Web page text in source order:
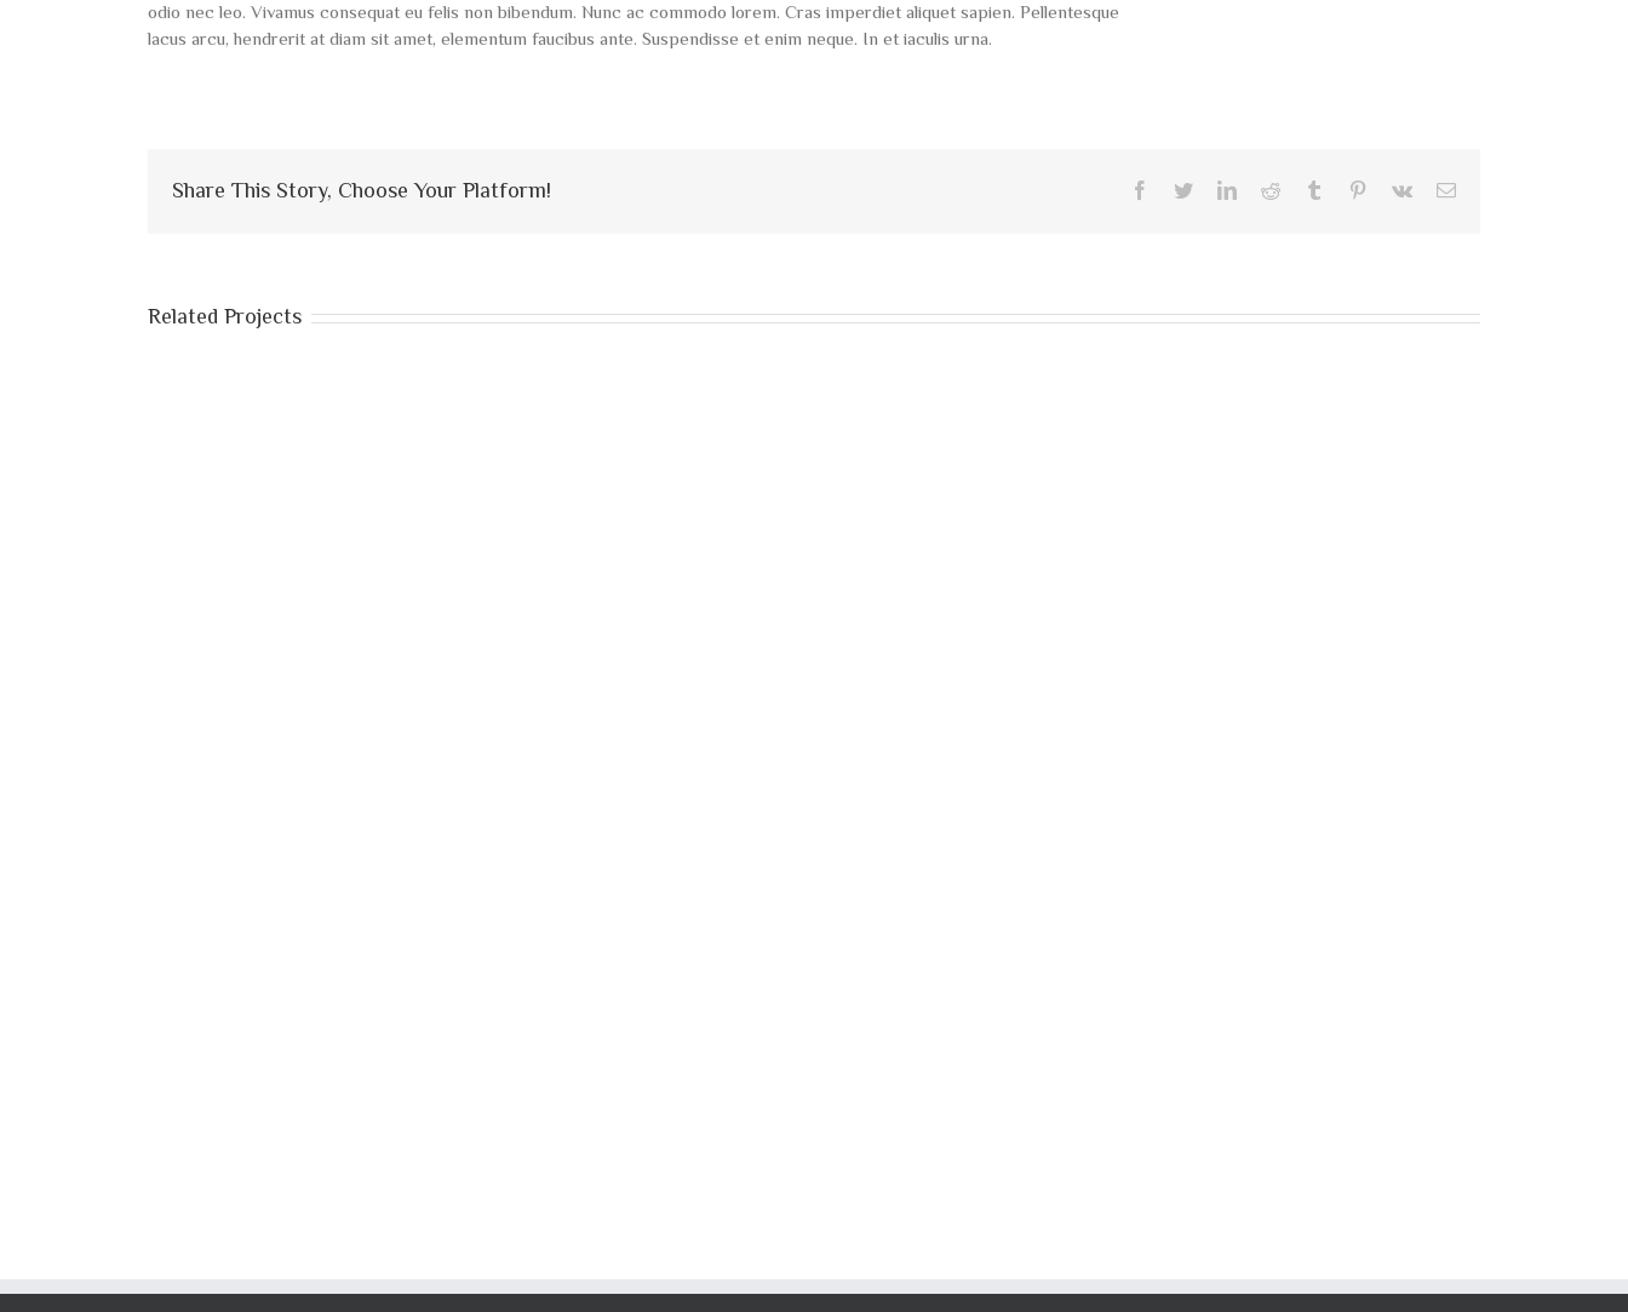
odio nec leo. Vivamus consequat eu felis non bibendum. Nunc ac commodo lorem. Cras imperdiet aliquet sapien. Pellentesque
lacus arcu, hendrerit at diam sit amet, elementum faucibus ante. Suspendisse et enim neque. In et iaculis urna.
Share This Story, Choose Your Platform! Facebook
TwitterLinkedInReddit Tumblr Pinterest
Vk Email
Related Projects